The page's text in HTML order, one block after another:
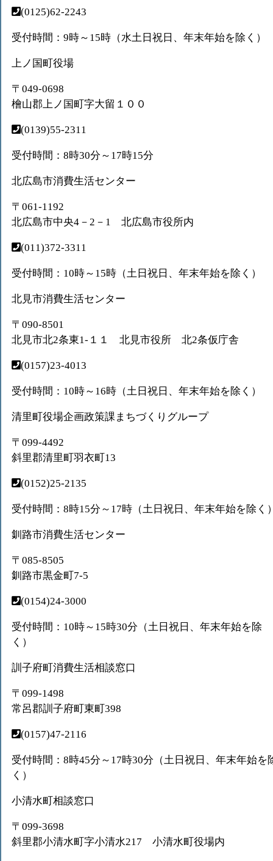
(0125)62-2243
受付時間：9時～15時（水土日祝日、年末年始を除く）
上ノ国町役場
〒049-0698
檜山郡上ノ国町字大留１００
(0139)55-2311
受付時間：8時30分～17時15分
北広島市消費生活センター
〒061-1192
北広島市中央4－2－1 北広島市役所内
(011)372-3311
受付時間：10時～15時（土日祝日、年末年始を除く）
北見市消費生活センター
〒090-8501
北見市北2条東1-１１ 北見市役所 北2条仮庁舎
(0157)23-4013
受付時間：10時～16時（土日祝日、年末年始を除く）
清里町役場企画政策課まちづくりグループ
〒099-4492
斜里郡清里町羽衣町13
(0152)25-2135
受付時間：8時15分～17時（土日祝日、年末年始を除く
釧路市消費生活センター
〒085-8505
釧路市黒金町7-5
(0154)24-3000
受付時間：10時～15時30分（土日祝日、年末年始を除
く）
訓子府町消費生活相談窓口
〒099-1498
常呂郡訓子府町東町398
(0157)47-2116
受付時間：8時45分～17時30分（土日祝日、年末年始を
く）
小清水町相談窓口
〒099-3698
斜里郡小清水町字小清水217 小清水町役場内